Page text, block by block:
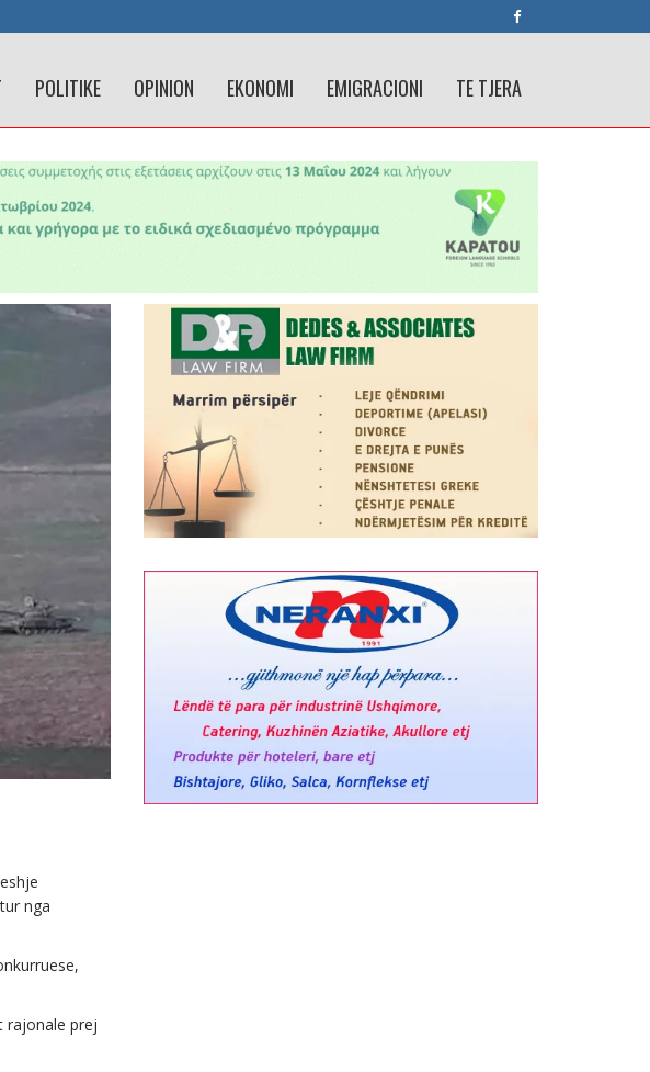
POLITIKE OPINION EKONOMI EMIGRACIONI TE TJERA
nga
rajonale prej